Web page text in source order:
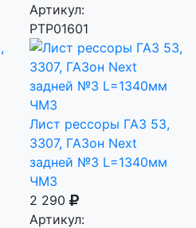
Артикул:
РТР01601
Лист рессоры ГАЗ 53,
3307, ГАЗон Next
задней №3 L=1340мм
ЧМЗ
2 290
Артикул: